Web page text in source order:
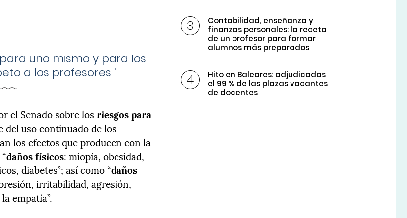
uno mismo y para los
a los profesores "
el Senado sobre losriesgos para
del uso continuado de los
los efectos que producen con la
daños físicos: miopía, obesidad,
diabetes”; así como “daños
irritabilidad, agresión,
empatía”.
Contabilidad, enseñanza y
finanzas personales: la receta
de un profesor para formar
alumnos más preparados
Hito en Baleares: adjudicadas
el 99 % de las plazas vacantes
de docentes